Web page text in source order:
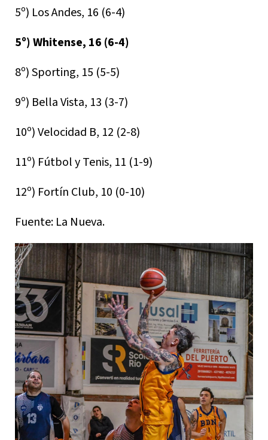
5º) Los Andes, 16 (6-4)
5º) Whitense, 16 (6-4)
8º) Sporting, 15 (5-5)
9º) Bella Vista, 13 (3-7)
10º) Velocidad B, 12 (2-8)
11º) Fútbol y Tenis, 11 (1-9)
12º) Fortín Club, 10 (0-10)
Fuente: La Nueva.